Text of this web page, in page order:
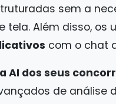
sem a
Além disso, os
com o chat
AI dos seus
de análise